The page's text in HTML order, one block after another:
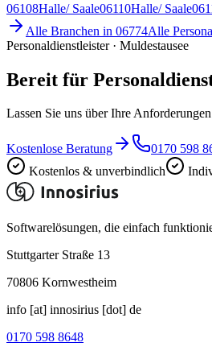
06108Halle/ Saale06110Halle/ Saale
Alle Branchen in 06774Alle
Personaldienstleister · Muldestausee
Bereit für
Lassen Sie uns über Ihre
Kostenlose Beratung
0170 598
Kostenlos & unverbindlich
Softwarelösungen, die einfach
Stuttgarter Straße 13
70806 Kornwestheim
info [at] innosirius [dot] de
0170 598 8648